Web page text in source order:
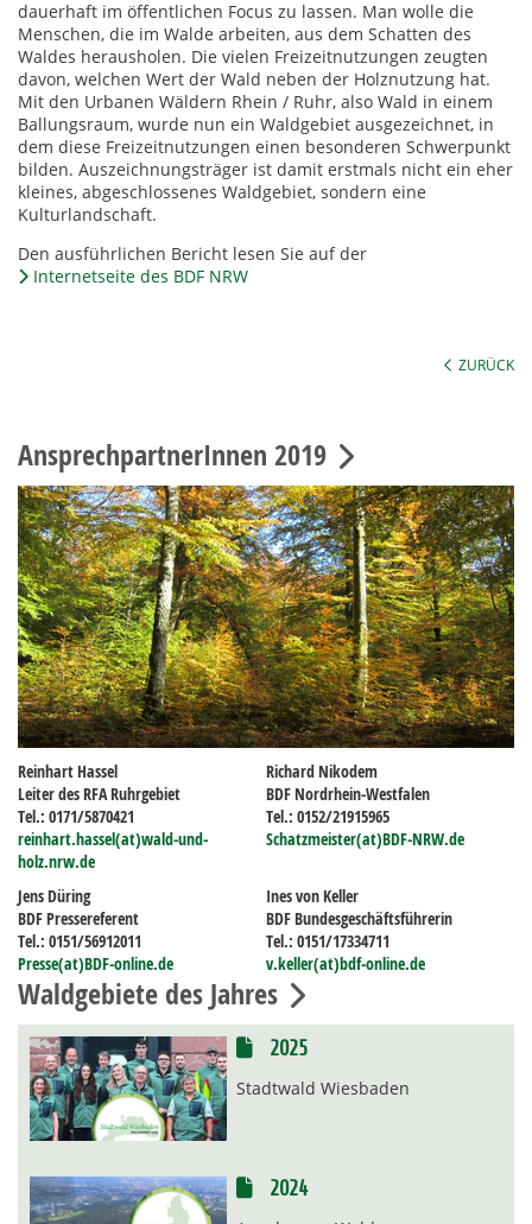
dauerhaft im öffentlichen Focus zu lassen. Man wolle die
Menschen, die im Walde arbeiten, aus dem Schatten des
Waldes herausholen. Die vielen Freizeitnutzungen zeugten
davon, welchen Wert der Wald neben der Holznutzung hat.
Mit den Urbanen Wäldern Rhein / Ruhr, also Wald in einem
Ballungsraum, wurde nun ein Waldgebiet ausgezeichnet, in
dem diese Freizeitnutzungen einen besonderen Schwerpunkt
bilden. Auszeichnungsträger ist damit erstmals nicht ein eher
kleines, abgeschlossenes Waldgebiet, sondern eine
Kulturlandschaft.
Den ausführlichen Bericht lesen Sie auf der
Internetseite des BDF NRW
ZURÜCK
AnsprechpartnerInnen 2019
Reinhart Hassel
Leiter des RFA Ruhrgebiet
Tel.: 0171/5870421
reinhart.hassel(at)wald-und-
holz.nrw.de
Richard Nikodem
BDF Nordrhein-Westfalen
Tel.: 0152/21915965
Schatzmeister(at)BDF-NRW.de
Jens Düring
BDF Pressereferent
Tel.: 0151/56912011
Presse(at)BDF-online.de
Ines von Keller
BDF Bundesgeschäftsführerin
Tel.: 0151/17334711
v.keller(at)bdf-online.de
Waldgebiete des Jahres
2025
Stadtwald Wiesbaden
2024